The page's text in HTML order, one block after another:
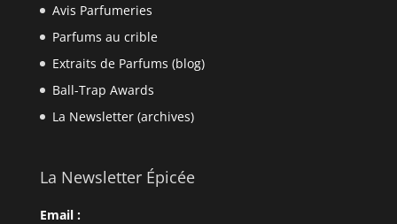
Avis Parfumeries
Parfums au crible
Extraits de Parfums (blog)
Ball-Trap Awards
La Newsletter (archives)
La Newsletter Épicée
Email :